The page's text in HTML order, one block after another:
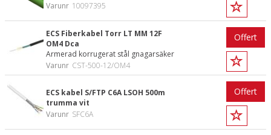
Varunr 10097395
ECS Fiberkabel Torr LT MM 12F
OM4 Dca
Armerad korrugerat stål gnagarsäker
Varunr CST-500-12/OM4
Offert
ECS kabel S/FTP C6A LSOH 500m
trumma vit
Varunr SFC6A
Offert